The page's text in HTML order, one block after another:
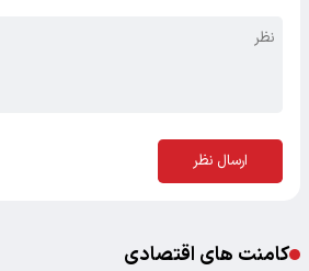
ارسال نظر
کامنت های اقتصادی